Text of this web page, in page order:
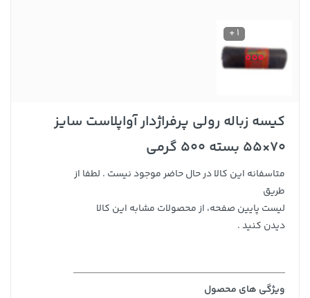
1 +
کیسه زباله رولی پرفراژدار آواپلاست سایز
70×55 بسته 500 گرمی
متاسفانه این کالا در حال حاضر موجود نیست . لطفا از
طریق
لیست پایین صفحه، از محصولات مشابه این کالا
دیدن کنید .
ویژگی های محصول